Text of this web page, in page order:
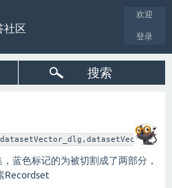
欢迎
登录
社区
搜索
蓝色标记的为被切割成了两部分，
Recordset